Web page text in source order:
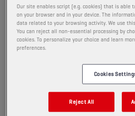
categoría de servicio
Champion lidera el
licenciar dos de sus
OEM SPECIFIC
UN NUEVO
Our site enables script (e.g. cookies) that is able
on your browser and in your device. The
data related to your browsing activity. We use
You can reject all non-essential processing by
cookies. To personalize your choice and learn
preferences.
Cookies
Reject All